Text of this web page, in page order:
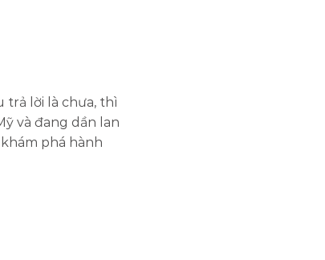
trả lời là chưa, thì
và đang dần lan
khám phá hành